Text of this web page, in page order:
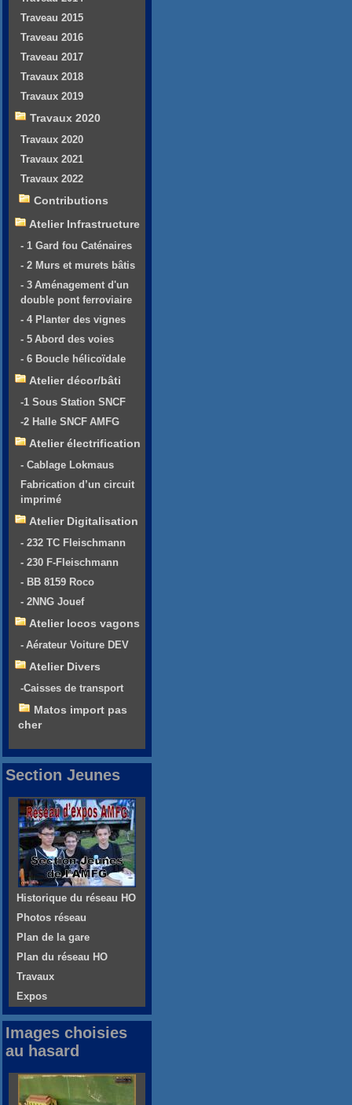
Traveau 2015
Traveau 2016
Traveau 2017
Travaux 2018
Travaux 2019
Travaux 2020
Travaux 2020
Travaux 2021
Travaux 2022
Contributions
Atelier Infrastructure
- 1 Gard fou Caténaires
- 2 Murs et murets bâtis
- 3 Aménagement d'un
double pont ferroviaire
- 4 Planter des vignes
- 5 Abord des voies
- 6 Boucle hélicoïdale
Atelier décor/bâti
-1 Sous Station SNCF
-2 Halle SNCF AMFG
Atelier électrification
- Cablage Lokmaus
Fabrication d’un circuit
imprimé
Atelier Digitalisation
- 232 TC Fleischmann
- 230 F-Fleischmann
- BB 8159 Roco
- 2NNG Jouef
Atelier locos vagons
- Aérateur Voiture DEV
Atelier Divers
-Caisses de transport
Matos import pas
cher
Section Jeunes
Historique du réseau HO
Photos réseau
Plan de la gare
Plan du réseau HO
Travaux
Expos
Images choisies
au hasard